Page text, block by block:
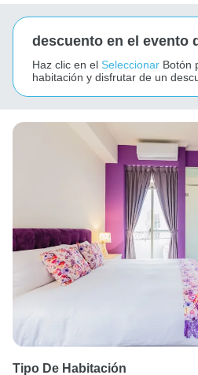
descuento en el evento
Haz clic en el Seleccionar Botón
habitación y disfrutar de un
Tipo De Habitación